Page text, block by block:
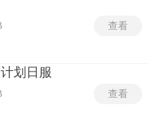
查看
划日服
查看